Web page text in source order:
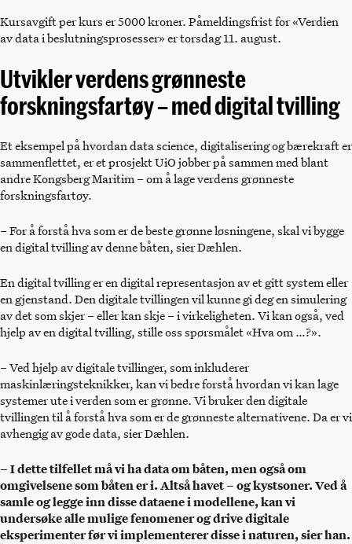
Kursavgift per kurs er 5000 kroner. Påmeldingsfrist for «Verdien
av data i beslutningsprosesser» er torsdag 11. august.
Utvikler verdens grønneste
forskningsfartøy – med digital tvilling
Et eksempel på hvordan data science, digitalisering og bærekraft er
sammenflettet, er et prosjekt UiO jobber på sammen med blant
andre Kongsberg Maritim – om å lage verdens grønneste
forskningsfartøy.
– For å forstå hva som er de beste grønne løsningene, skal vi bygge
en digital tvilling av denne båten, sier Dæhlen.
En digital tvilling er en digital representasjon av et gitt system eller
en gjenstand. Den digitale tvillingen vil kunne gi deg en simulering
av det som skjer – eller kan skje – i virkeligheten. Vi kan også, ved
hjelp av en digital tvilling, stille oss spørsmålet «Hva om …?».
– Ved hjelp av digitale tvillinger, som inkluderer
maskinlæringsteknikker, kan vi bedre forstå hvordan vi kan lage
systemer ute i verden som er grønne. Vi bruker den digitale
tvillingen til å forstå hva som er de grønneste alternativene. Da er vi
avhengig av gode data, sier Dæhlen.
– I dette tilfellet må vi ha data om båten, men også om
omgivelsene som båten er i. Altså havet – og kystsoner. Ved å
samle og legge inn disse dataene i modellene, kan vi
undersøke alle mulige fenomener og drive digitale
eksperimenter før vi implementerer disse i naturen, sier han.